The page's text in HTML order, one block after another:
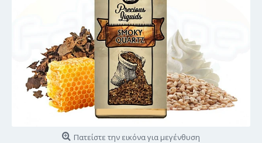
Πατείστε την εικόνα για μεγένθυση